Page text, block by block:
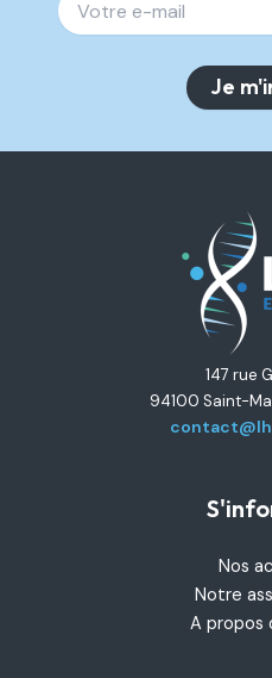
147 rue
94100 Saint-
Nos
Notre
A propos